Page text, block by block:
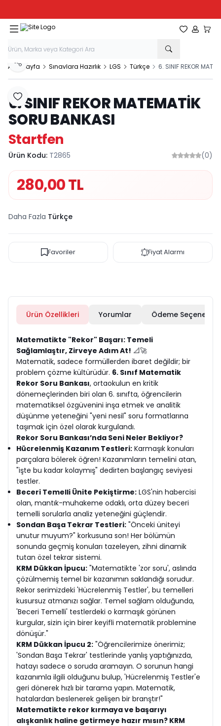
Favorilerim
Hesabım
Ana Sayfa Sınavlara Hazırlık LGS Türkçe 6. SINIF REKOR
Favoriye Ekle
Paylaş
6. SINIF REKOR MATEMATİK
SORU BANKASI
Startfen
Ürün Kodu: T2865 (0)
280,00TL
Daha Fazla Türkçe
Favoriler Fiyat Alarmı
Ürün Özellikleri Yorumlar Ödeme Seçenekleri
Matematikte "Rekor" Başarı: Temeli
Sağlamlaştır, Zirveye Adım At! 📐🚀
Matematik, sadece formüllerden ibaret değildir; bir
problem çözme kültürüdür. 6. Sınıf Matematik
Rekor Soru Bankası, ortaokulun en kritik
dönemeçlerinden biri olan 6. sınıfta, öğrencilerin
matematiksel özgüvenini inşa etmek ve analitik
düşünme yeteneğini "yeni nesil" soru formatlarına
taşımak için özel olarak kurgulandı.
Rekor Soru Bankası’nda Seni Neler Bekliyor?
Hücrelenmiş Kazanım Testleri: Karmaşık konuları
parçalara bölerek öğren! Kazanımların temelini atan,
"işte bu kadar kolaymış" dedirten başlangıç seviyesi
testler.
Beceri Temelli Ünite Pekiştirme: LGS'nin habercisi
olan, mantık-muhakeme odaklı, orta düzey beceri
temelli sorularla analiz yeteneğini güçlendir.
Sondan Başa Tekrar Testleri: "Önceki üniteyi
unutur muyum?" korkusuna son! Her bölümün
sonunda geçmiş konuları tazeleyen, zihni dinamik
tutan özel tekrar sistemi.
KRM Dükkan İpucu: "Matematikte 'zor soru', aslında
çözülmemiş temel bir kazanımın saklandığı sorudur.
Rekor serimizdeki 'Hücrelenmiş Testler', bu temelleri
kusursuz atmanızı sağlar. Temel sağlam olduğunda,
'Beceri Temelli' testlerdeki o karmaşık görünen
kurgular, sizin için birer keyifli matematik problemine
dönüşür."
KRM Dükkan İpucu 2: "Öğrencilerimize önerimiz;
'Sondan Başa Tekrar' testlerinde yanlış yaptığınızda,
hatayı sadece o soruda aramayın. O sorunun hangi
kazanımla ilgili olduğunu bulup, 'Hücrelenmiş Testler'e
geri dönerek hızlı bir tarama yapın. Matematik,
hatalardan beslenerek gelişen bir branştır!"
Matematikte rekor kırmaya ve başarıyı
alışkanlık haline getirmeye hazır mısın? KRM